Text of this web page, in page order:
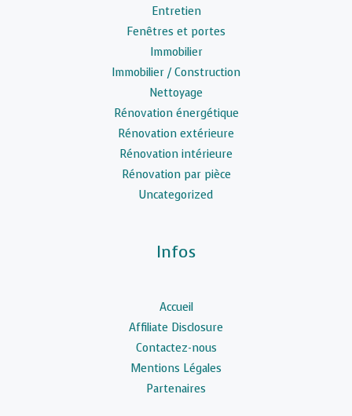
Entretien
Fenêtres et portes
Immobilier
Immobilier / Construction
Nettoyage
Rénovation énergétique
Rénovation extérieure
Rénovation intérieure
Rénovation par pièce
Uncategorized
Infos
Accueil
Affiliate Disclosure
Contactez-nous
Mentions Légales
Partenaires